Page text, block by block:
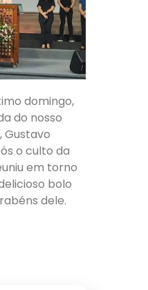
domingo,
do nosso
Gustavo
o culto da
em torno
bolo
dele.